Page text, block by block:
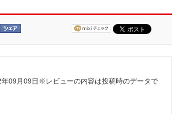
09月09日 ※レビューの内容は投稿時のデータで